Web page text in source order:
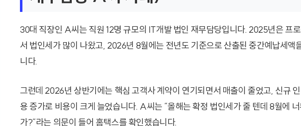
30대 직장인 A씨는 직원 12명 규모의 IT개발 법인 재무담당입니다. 2025년은 프
서 법인세가 많이 나왔고, 2026년 8월에는 전년도 기준으로 산출된 중간예납세액
니다.
그런데 2026년 상반기에는 핵심 고객사 계약이 연기되면서 매출이 줄었고, 신규
용 증가로 비용이 크게 늘었습니다. A씨는 “올해는 확정 법인세가 줄 텐데 8월에
가?”라는 의문이 들어 홈택스를 확인했습니다.